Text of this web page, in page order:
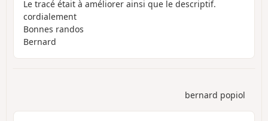
Le tracé était à améliorer ainsi que le descriptif.
cordialement
Bonnes randos
Bernard
bernard popiol